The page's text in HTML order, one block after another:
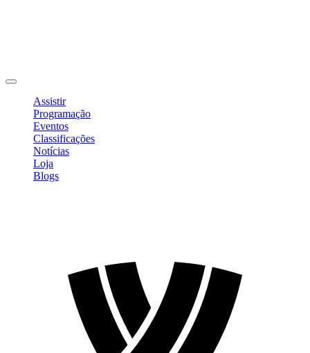
Assistir
Programação
Eventos
Classificações
Notícias
Loja
Blogs